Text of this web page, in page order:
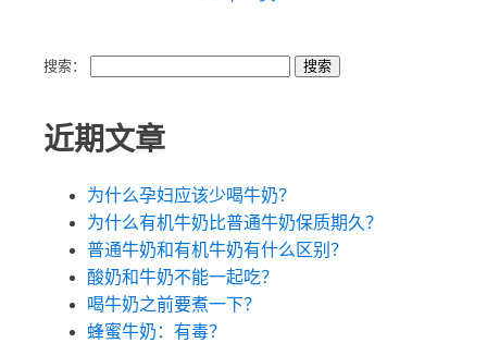
搜索：
近期文章
为什么孕妇应该少喝牛奶？
为什么有机牛奶比普通牛奶保质期久？
普通牛奶和有机牛奶有什么区别？
酸奶和牛奶不能一起吃？
喝牛奶之前要煮一下？
蜂蜜牛奶：有毒？